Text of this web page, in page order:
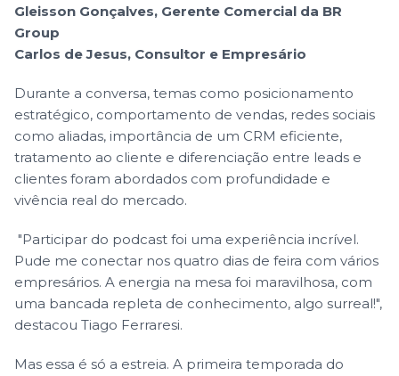
Gleisson Gonçalves, Gerente Comercial da BR
Group
Carlos de Jesus, Consultor e Empresário
Durante a conversa, temas como posicionamento
estratégico, comportamento de vendas, redes sociais
como aliadas, importância de um CRM eficiente,
tratamento ao cliente e diferenciação entre leads e
clientes foram abordados com profundidade e
vivência real do mercado.
"Participar do podcast foi uma experiência incrível.
Pude me conectar nos quatro dias de feira com vários
empresários. A energia na mesa foi maravilhosa, com
uma bancada repleta de conhecimento, algo surreal!",
destacou Tiago Ferraresi.
Mas essa é só a estreia. A primeira temporada do